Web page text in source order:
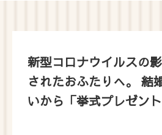
新型コロナウイルスの
されたおふたりへ。 結
いから 「挙式プレゼン